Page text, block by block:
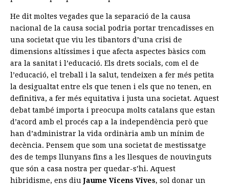
He dit moltes vegades que la separació de la causa
nacional de la causa social podria portar trencadisses en
una societat que viu les tibantors d’una crisi de
dimensions altíssimes i que afecta aspectes bàsics com
ara la sanitat i l’educació. Els drets socials, com el de
l’educació, el treball i la salut, tendeixen a fer més petita
la desigualtat entre els que tenen i els que no tenen, en
definitiva, a fer més equitativa i justa una societat. Aquest
debat també importa i preocupa molts catalans que estan
d’acord amb el procés cap a la independència però que
han d’administrar la vida ordinària amb un mínim de
decència. Pensem que som una societat de mestissatge
des de temps llunyans fins a les llesques de nouvinguts
que són a casa nostra per quedar-s’hi. Aquest
hibridisme, ens diuJaume Vicens Vives, sol donar un